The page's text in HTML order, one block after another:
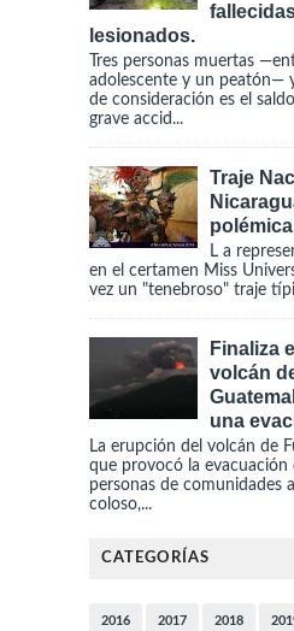
lesionados.
Tres personas muertas
adolescente y un peatón—
de consideración es el
grave accid...
Traje
L a
en el certamen Miss
vez un "tenebroso" traje
Finaliza
volcán
una
La erupción del volcán de
que provocó la evacuación
personas de comunidades
coloso,...
CATEGORÍAS
2016 2017 2018